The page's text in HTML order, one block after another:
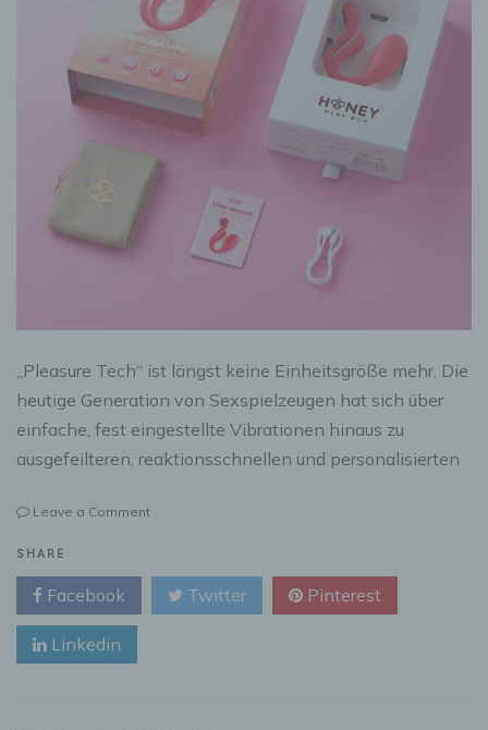
„Pleasure Tech“ ist längst keine Einheitsgröße mehr. Die
heutige Generation von Sexspielzeugen hat sich über
einfache, fest eingestellte Vibrationen hinaus zu
ausgefeilteren, reaktionsschnellen und personalisierten
Leave a Commenton
für
mehr
Lust
SHARE
Facebook Twitter Pinterest
Linkedin